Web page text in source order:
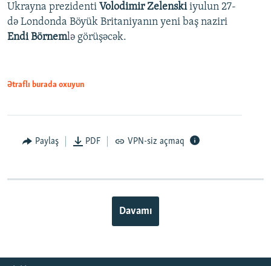
Ukrayna prezidenti Volodimir Zelenskiiyulun 27-
də Londonda Böyük Britaniyanın yeni baş naziri
Endi Börnemlə görüşəcək.
Ətraflı burada oxuyun
Paylaş PDF VPN-siz açmaq
Davamı